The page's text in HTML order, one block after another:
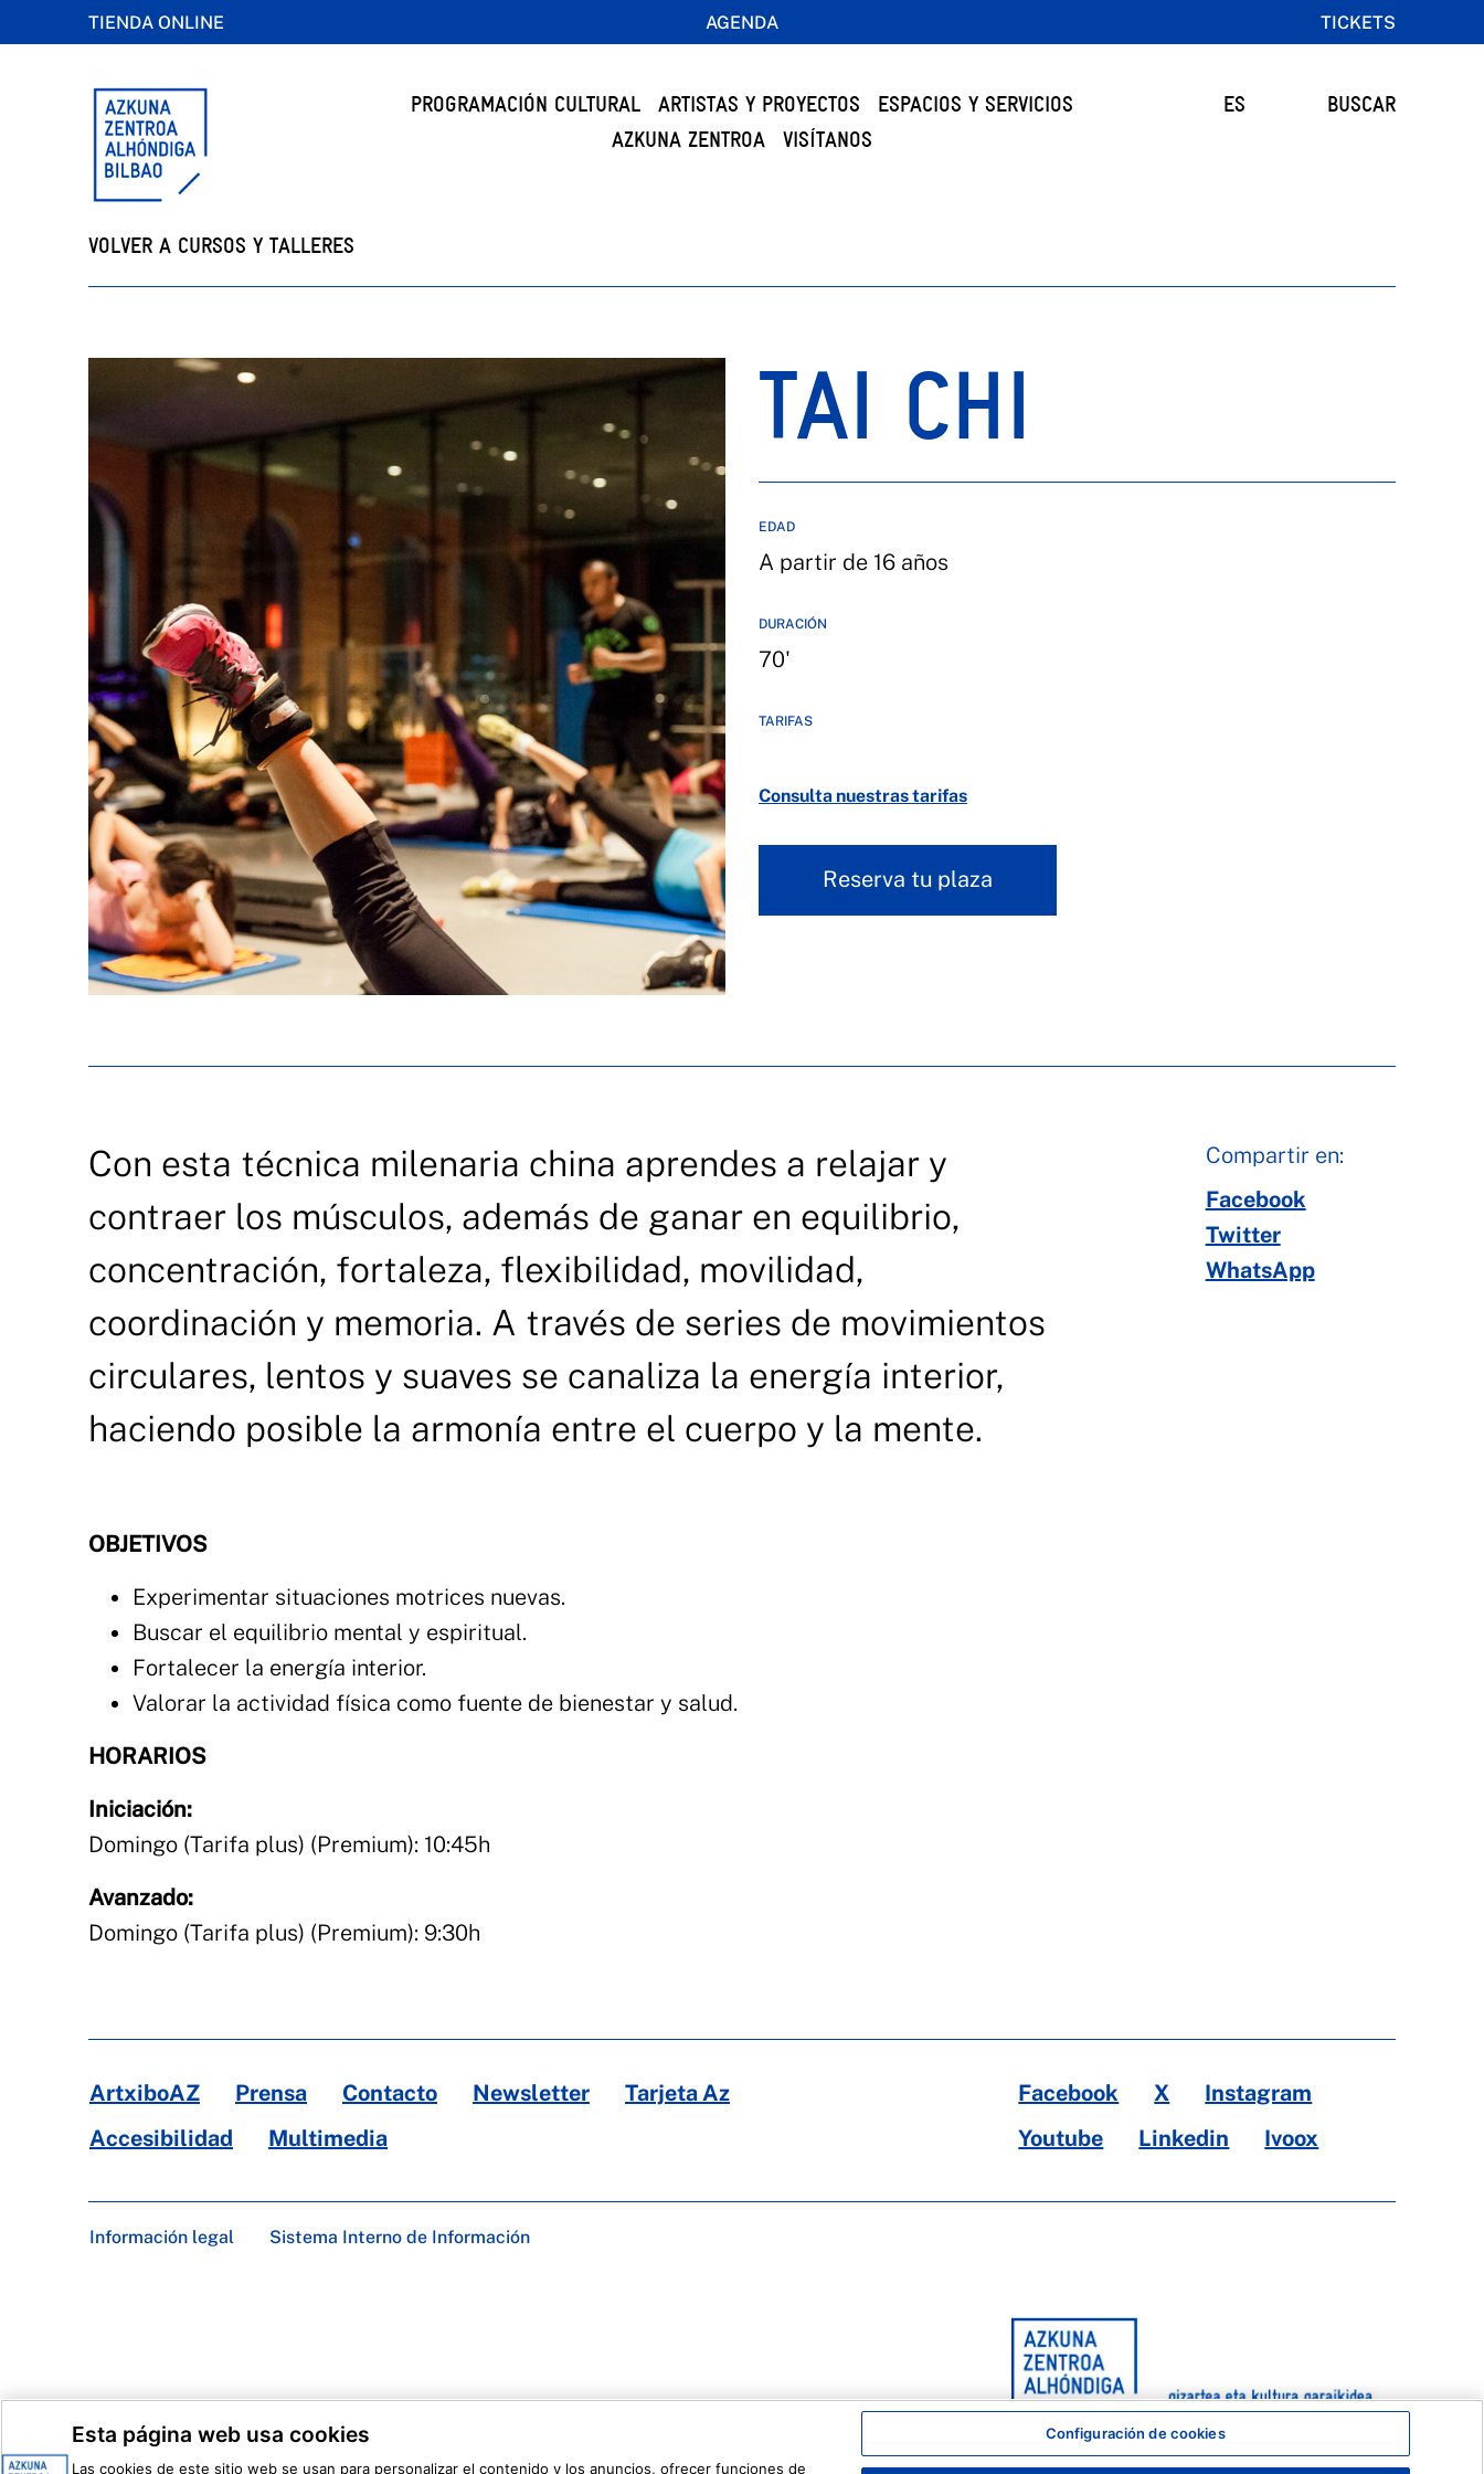
TIENDA ONLINE AGENDA TICKETS
PROGRAMACIÓN CULTURAL ARTISTAS Y PROYECTOS
ESPACIOS Y SERVICIOS
AZKUNA ZENTROA
VISÍTANOS
ES BUSCAR
VOLVER A CURSOS Y TALLERES
TAI CHI
EDAD
A partir de 16 años
DURACIÓN
70'
TARIFAS
Consulta nuestras tarifas
Reserva tu plaza
Con esta técnica milenaria china aprendes a relajar y
contraer los músculos, además de ganar en equilibrio,
concentración, fortaleza, flexibilidad, movilidad,
coordinación y memoria. A través de series de movimientos
circulares, lentos y suaves se canaliza la energía interior,
haciendo posible la armonía entre el cuerpo y la mente.
OBJETIVOS
Experimentar situaciones motrices nuevas.
Buscar el equilibrio mental y espiritual.
Fortalecer la energía interior.
Valorar la actividad física como fuente de bienestar y salud.
HORARIOS
Iniciación:
Domingo (Tarifa plus) (Premium): 10:45h
Avanzado:
Domingo (Tarifa plus) (Premium): 9:30h
Compartir en:
Facebook
Twitter
WhatsApp
ArtxiboAZ Prensa Contacto Newsletter
Tarjeta Az
Accesibilidad
Multimedia
Facebook X
Instagram
Youtube
Linkedin Ivoox
Información legal Sistema Interno de Información
Esta página web usa cookies
Las cookies de este sitio web se usan para personalizar el contenido y los anuncios, ofrecer funciones de
Configuración de cookies